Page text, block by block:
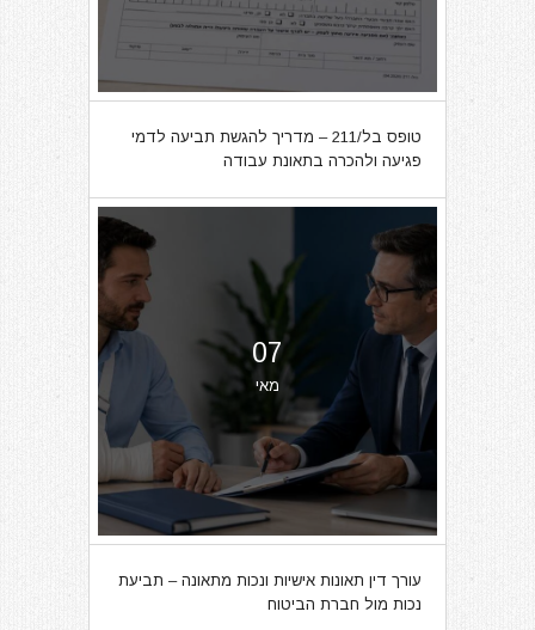
טופס בל/211 – מדריך להגשת תביעה לדמי
פגיעה ולהכרה בתאונת עבודה
07
מאי
עורך דין תאונות אישיות ונכות מתאונה – תביעת
נכות מול חברת הביטוח